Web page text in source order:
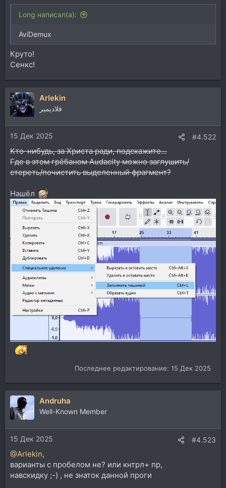
Long написал(а):
AviDemux
Круто!
Сенкс!
Arlekin
فلاديمير
15 Дек 2025 #4.522
Кто-нибудь, за Христа ради, подскажите...
Где в этом грёбаном Audacity можно заглушить/
стереть/почистить выделенный фрагмент?
Нашёл
Последнее редактирование: 15 Дек 2025
Andruha
Well-Known Member
15 Дек 2025 #4.523
@Arlekin,
варианты с пробелом не? или кнтрл+ пр,
навскидку ;-) , не знаток данной проги